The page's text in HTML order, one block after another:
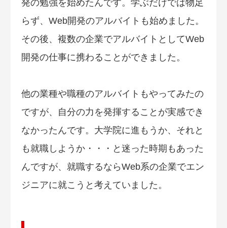
発の勉強を始めたんです。学ぶだけでは物足
らず、Web開発のアルバイトも始めました。
その後、複数の企業でアルバイトとしてWeb
開発の仕事に携わることができました。
他の業種や職種のアルバイトもやってみたの
ですが、自分の力を発揮することが実感でき
なかったんです。大学院に進もうか、それと
も就職しようか・・・と迷った時期もあった
んですが、就職するならWeb系の企業でエン
ジニアに就こうと考えていました。